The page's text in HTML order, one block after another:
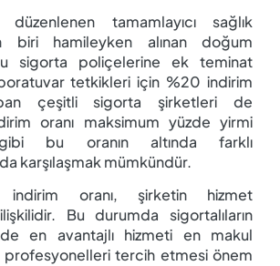
düzenlenen tamamlayıcı sağlık
biri hamileyken alınan doğum
sigorta poliçelerine ek teminat
tetkikleri için %20 indirim
çeşitli sigorta şirketleri de
oranı maksimum yüzde yirmi
bu oranın altında farklı
karşılaşmak mümkündür.
indirim oranı, şirketin hizmet
Bu durumda sigortalıların
en avantajlı hizmeti en makul
profesyonelleri tercih etmesi önem